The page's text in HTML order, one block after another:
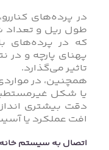
در پرده‌های
طول ریل و
که در پرده‌های
پهنای پارچه و در
تاثیر می‌گذارد.
همچنین، در
یا شکل
دقت بیشتری
افت عملکرد یا
اتصال به سیستم